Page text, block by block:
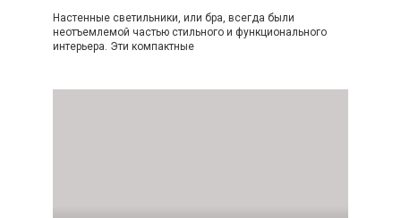
Настенные светильники, или бра, всегда были
неотъемлемой частью стильного и функционального
интерьера. Эти компактные